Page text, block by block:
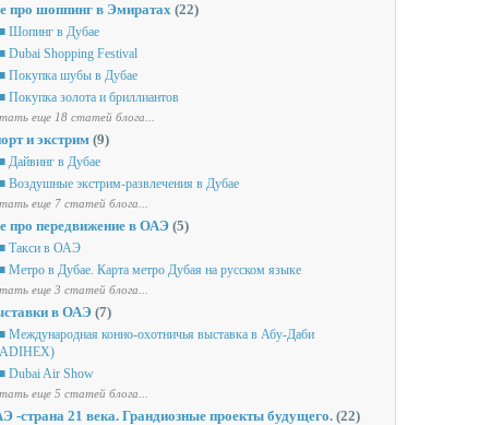
про шоппинг в Эмиратах(22)
Шопинг в Дубае
Dubai Shopping Festival
Покупка шубы в Дубае
Покупка золота и бриллиантов
еще 18 статей блога...
и экстрим(9)
Дайвинг в Дубае
Воздушные экстрим-развлечения в Дубае
еще 7 статей блога...
про передвижение в ОАЭ (5)
Такси в ОАЭ
Метро в Дубае. Карта метро Дубая на русском языке
еще 3 статей блога...
в ОАЭ(7)
Международная конно-охотничья выставка в Абу-Даби
Dubai Air Show
еще 5 статей блога...
-страна 21 века. Грандиозные проекты будущего. (22)